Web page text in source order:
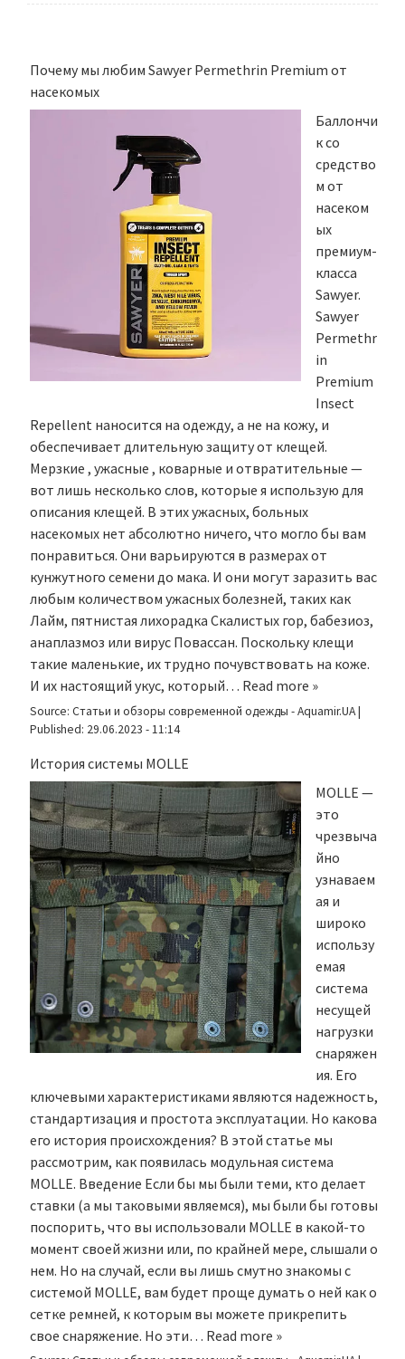
Почему мы любим Sawyer Permethrin Premium от
насекомых
Баллончи
к со
средство
м от
насеком
ых
премиум-
класса
Sawyer.
Sawyer
Permethr
in
Premium
Insect
Repellent наносится на одежду, а не на кожу, и
обеспечивает длительную защиту от клещей.
Мерзкие , ужасные , коварные и отвратительные —
вот лишь несколько слов, которые я использую для
описания клещей. В этих ужасных, больных
насекомых нет абсолютно ничего, что могло бы вам
понравиться. Они варьируются в размерах от
кунжутного семени до мака. И они могут заразить вас
любым количеством ужасных болезней, таких как
Лайм, пятнистая лихорадка Скалистых гор, бабезиоз,
анаплазмоз или вирус Повассан. Поскольку клещи
такие маленькие, их трудно почувствовать на коже.
И их настоящий укус, который… Read more »
Source: Статьи и обзоры современной одежды - Aquamir.UA|
Published: 29.06.2023 - 11:14
История системы MOLLE
MOLLE —
это
чрезвыча
йно
узнаваем
ая и
широко
использу
емая
система
несущей
нагрузки
снаряжен
ия. Его
ключевыми характеристиками являются надежность,
стандартизация и простота эксплуатации. Но какова
его история происхождения? В этой статье мы
рассмотрим, как появилась модульная система
MOLLE. Введение Если бы мы были теми, кто делает
ставки (а мы таковыми являемся), мы были бы готовы
поспорить, что вы использовали MOLLE в какой-то
момент своей жизни или, по крайней мере, слышали о
нем. Но на случай, если вы лишь смутно знакомы с
системой MOLLE, вам будет проще думать о ней как о
сетке ремней, к которым вы можете прикрепить
свое снаряжение. Но эти… Read more »